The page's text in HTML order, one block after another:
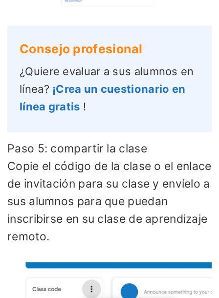
Consejo profesional
¿Quiere evaluar a sus alumnos en
línea? ¡Crea un cuestionario en
línea gratis !
Paso 5: compartir la clase
Copie el código de la clase o el enlace
de invitación para su clase y envíelo a
sus alumnos para que puedan
inscribirse en su clase de aprendizaje
remoto.